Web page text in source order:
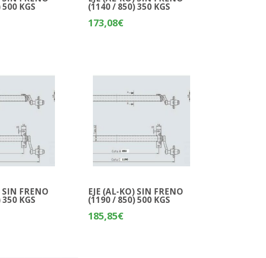
KGS (1140 / 850) 350 KGS
173,08€
SIN FRENO
KGS
EJE (AL-KO) SIN FRENO
(1190 / 850) 500 KGS
185,85€